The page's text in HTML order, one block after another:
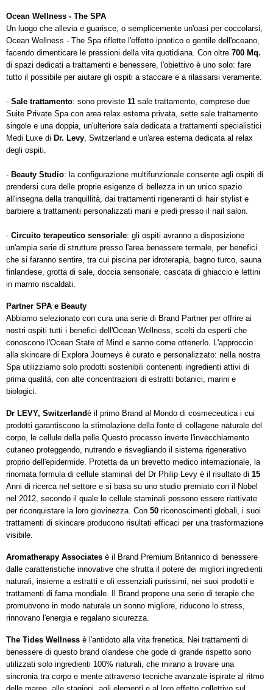
Ocean Wellness - The SPA
Un luogo che allevia e guarisce, o semplicemente un'oasi per coccolarsi,
Ocean Wellness - The Spa riflette l'effetto ipnotico e gentile dell'oceano,
facendo dimenticare le pressioni della vita quotidiana. Con oltre 700 Mq.
di spazi dedicati a trattamenti e benessere, l'obiettivo è uno solo: fare
tutto il possibile per aiutare gli ospiti a staccare e a rilassarsi veramente.
- Sale trattamento: sono previste 11 sale trattamento, comprese due
Suite Private Spa con area relax esterna privata, sette sale trattamento
singole e una doppia, un'ulteriore sala dedicata a trattamenti specialistici
Medi Luxe di Dr. Levy, Switzerland e un'area esterna dedicata al relax
degli ospiti.
- Beauty Studio: la configurazione multifunzionale consente agli ospiti di
prendersi cura delle proprie esigenze di bellezza in un unico spazio
all'insegna della tranquillità, dai trattamenti rigeneranti di hair stylist e
barbiere a trattamenti personalizzati mani e piedi presso il nail salon.
- Circuito terapeutico sensoriale: gli ospiti avranno a disposizione
un'ampia serie di strutture presso l'area benessere termale, per benefici
che si faranno sentire, tra cui piscina per idroterapia, bagno turco, sauna
finlandese, grotta di sale, doccia sensoriale, cascata di ghiaccio e lettini
in marmo riscaldati.
Partner SPA e Beauty
Abbiamo selezionato con cura una serie di Brand Partner per offrire ai
nostri ospiti tutti i benefici dell'Ocean Wellness, scelti da esperti che
conoscono l'Ocean State of Mind e sanno come ottenerlo. L'approccio
alla skincare di Explora Journeys è curato e personalizzato: nella nostra
Spa utilizziamo solo prodotti sostenibili contenenti ingredienti attivi di
prima qualità, con alte concentrazioni di estratti botanici, marini e
biologici.
Dr LEVY, Switzerlandè il primo Brand al Mondo di cosmeceutica i cui
prodotti garantiscono la stimolazione della fonte di collagene naturale del
corpo, le cellule della pelle.Questo processo inverte l'invecchiamento
cutaneo proteggendo, nutrendo e risvegliando il sistema rigenerativo
proprio dell'epidermide. Protetta da un brevetto medico internazionale, la
rinomata formula di cellule staminali del Dr Philip Levy è il risultato di 15
Anni di ricerca nel settore e si basa su uno studio premiato con il Nobel
nel 2012, secondo il quale le cellule staminali possono essere riattivate
per riconquistare la loro giovinezza. Con 50 riconoscimenti globali, i suoi
trattamenti di skincare producono risultati efficaci per una trasformazione
visibile.
Aromatherapy Associates è il Brand Premium Britannico di benessere
dalle caratteristiche innovative che sfrutta il potere dei migliori ingredienti
naturali, insieme a estratti e oli essenziali purissimi, nei suoi prodotti e
trattamenti di fama mondiale. Il Brand propone una serie di terapie che
promuovono in modo naturale un sonno migliore, riducono lo stress,
rinnovano l'energia e regalano sicurezza.
The Tides Wellness è l'antidoto alla vita frenetica. Nei trattamenti di
benessere di questo brand olandese che gode di grande rispetto sono
utilizzati solo ingredienti 100% naturali, che mirano a trovare una
sincronia tra corpo e mente attraverso tecniche avanzate ispirate al ritmo